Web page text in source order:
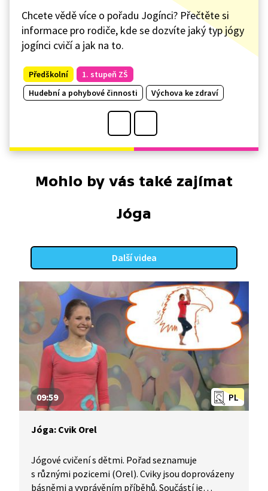
Chcete vědě více o pořadu Jogínci? Přečtěte si
informace pro rodiče, kde se dozvíte jaký typ jógy
jogínci cvičí a jak na to.
Předškolní
1. stupeň ZŠ
Hudební a pohybové činnosti
Výchova ke zdraví
Mohlo by vás také zajímat
Jóga
Další videa
PL
09:59
Jóga: Cvik Orel
Jógové cvičení s dětmi. Pořad seznamuje
s různými pozicemi (Orel). Cviky jsou doprovázeny
básněmi a vyprávěním příběhů. Součástí je